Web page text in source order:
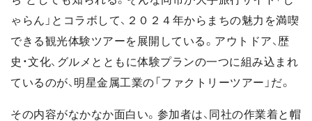
ゃらん」とコラボして、２０２４年からまちの魅力を満喫
できる観光体験ツアーを展開している。アウトドア、歴
史・文化、グルメとともに体験プランの一つに組み込まれ
ているのが、明星金属工業の「ファクトリーツアー」だ。
その内容がなかなか面白い。参加者は、同社の作業着と帽